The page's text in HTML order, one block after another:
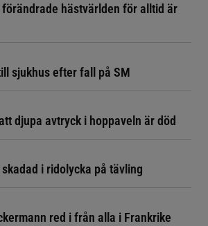
förändrade hästvärlden för alltid är
sjukhus efter fall på SM
djupa avtryck i hoppaveln är död
i ridolycka på tävling
red i från alla i Frankrike